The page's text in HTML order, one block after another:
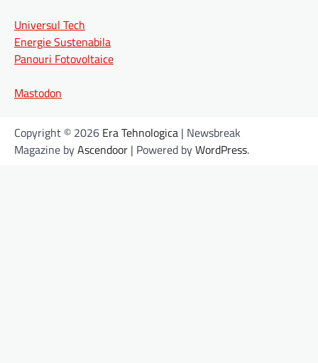
Universul Tech
Energie Sustenabila
Panouri Fotovoltaice
Mastodon
Copyright © 2026 Era Tehnologica | Newsbreak
Magazine byAscendoor | Powered byWordPress.